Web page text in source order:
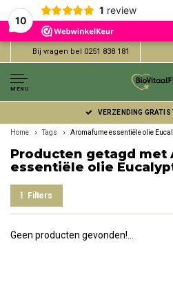
10
1 review
Bij vragen bel 0251 838 181
MENU
VERZENDING
Home Tags Aromafume essentiële olie
Producten getagd met
essentiële olie
Filters
Geen producten gevonden!...